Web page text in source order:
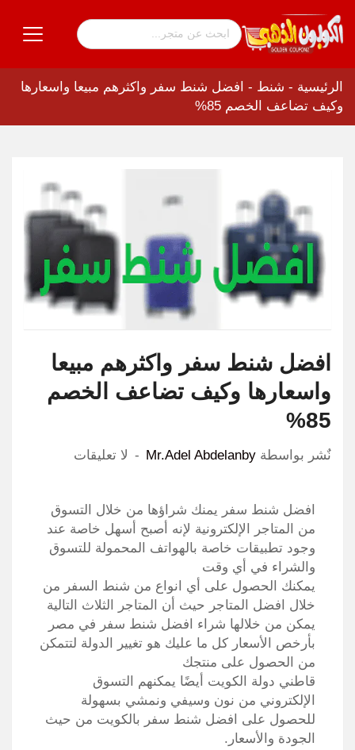
الرئيسية - شنط - افضل شنط سفر واكثرهم مبيعا واسعارها
وكيف تضاعف الخصم 85%
افضل شنط سفر واكثرهم مبيعا
واسعارها وكيف تضاعف الخصم
85%
نٌشر بواسطة Mr.Adel Abdelanby لا تعليقات
افضل شنط سفر يمنك شراؤها من خلال التسوق
من المتاجر الإلكترونية لإنه أصبح أسهل خاصة عند
وجود تطبيقات خاصة بالهواتف المحمولة للتسوق
والشراء في أي وقت
يمكنك الحصول على أي انواع من شنط السفر من
خلال افضل المتاجر حيث أن المتاجر الثلاث التالية
يمكن من خلالها شراء افضل شنط سفر في مصر
بأرخص الأسعار كل ما عليك هو تغيير الدولة لتتمكن
من الحصول على منتجك
قاطني دولة الكويت أيضًا يمكنهم التسوق
الإلكتروني من نون وسيفي ونمشي بسهولة
للحصول على افضل شنط سفر بالكويت من حيث
الجودة والأسعار.